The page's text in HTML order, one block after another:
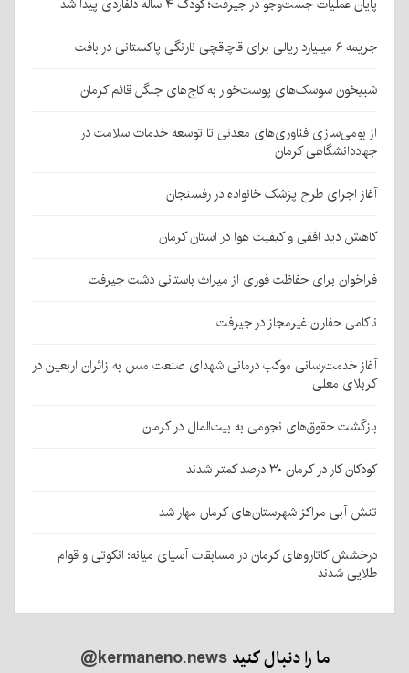
پایان عملیات جست‌وجو در جیرفت؛ کودک ۴ ساله دلفاردی پیدا شد
جریمه ۶ میلیارد ریالی برای قاچاقچی نارنگی پاکستانی در بافت
شبیخون سوسک‌های پوست‌خوار به کاج‌های جنگل قائم کرمان
از بومی‌سازی فناوری‌های معدنی تا توسعه خدمات سلامت در
جهاددانشگاهی کرمان
آغاز اجرای طرح پزشک خانواده در رفسنجان
کاهش دید افقی و کیفیت هوا در استان کرمان
فراخوان برای حفاظت فوری از میراث باستانی دشت جیرفت
ناکامی حفاران غیرمجاز در جیرفت
آغاز خدمت‌رسانی موکب درمانی شهدای صنعت مس به زائران اربعین در
کربلای معلی
بازگشت حقوق‌های نجومی به بیت‌المال در کرمان
کودکان کار در کرمان ۳۰ درصد کمتر شدند
تنش آبی مراکز شهرستان‌های کرمان مهار شد
درخشش کاتاروهای کرمان در مسابقات آسیای میانه؛ انکوتی و قوام
طلایی شدند
ما را دنبال کنید@kermaneno.news